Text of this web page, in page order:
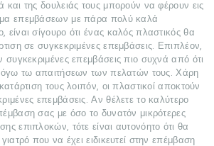
και της δουλειάς τους μπορούν να φέρουν εις
επεμβάσεων με πάρα πολύ καλά
σίγουρο ότι ένας καλός πλαστικός θα
σε συγκεκριμένες επεμβάσεις. Επιπλέον,
συγκεκριμένες επεμβάσεις πιο συχνά από ότι
τω απαιτήσεων των πελατών τους. Χάρη
τους λοιπόν, οι πλαστικοί αποκτούν
επεμβάσεις. Αν θέλετε το καλύτερο
σας με όσο το δυνατόν μικρότερες
επιπλοκών, τότε είναι αυτονόητο ότι θα
που να έχει ειδικευτεί στην επέμβαση